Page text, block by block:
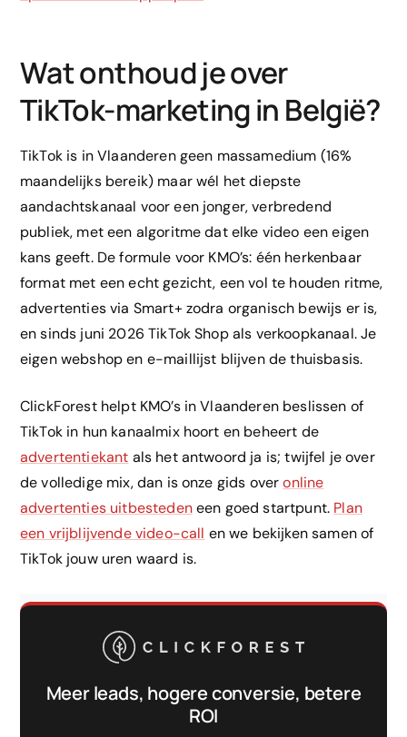
Wat onthoud je over
TikTok-marketing in België?
TikTok is in Vlaanderen geen massamedium (16%
maandelijks bereik) maar wél het diepste
aandachtskanaal voor een jonger, verbredend
publiek, met een algoritme dat elke video een eigen
kans geeft. De formule voor KMO’s: één herkenbaar
format met een echt gezicht, een vol te houden ritme,
advertenties via Smart+ zodra organisch bewijs er is,
en sinds juni 2026 TikTok Shop als verkoopkanaal. Je
eigen webshop en e-maillijst blijven de thuisbasis.
ClickForest helpt KMO’s in Vlaanderen beslissen of
TikTok in hun kanaalmix hoort en beheert de
advertentiekant als het antwoord ja is; twijfel je over
de volledige mix, dan is onze gids overonline
advertenties uitbestedeneen goed startpunt. Plan
een vrijblijvende video-call en we bekijken samen of
TikTok jouw uren waard is.
Meer leads, hogere conversie, betere
ROI